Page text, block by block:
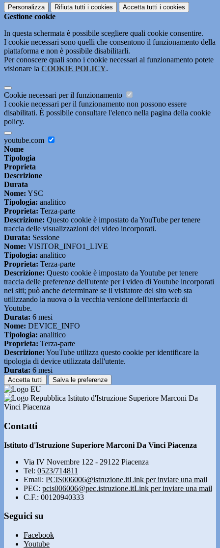
Personalizza Rifiuta tutti i cookies Accetta tutti i cookies
Gestione cookie
In questa schermata è possibile scegliere quali cookie consentire.
I cookie necessari sono quelli che consentono il funzionamento della
piattaforma e non è possibile disabilitarli.
Per conoscere quali sono i cookie necessari al funzionamento potete
visionare la COOKIE POLICY.
Cookie necessari per il funzionamento
I cookie necessari per il funzionamento non possono essere
disabilitati. È possibile consultare l'elenco nella pagina della cookie
policy.
youtube.com
Nome
Tipologia
Proprieta
Descrizione
Durata
Nome: YSC
Tipologia: analitico
Proprieta: Terza-parte
Descrizione: Questo cookie è impostato da YouTube per tenere
traccia delle visualizzazioni dei video incorporati.
Durata: Sessione
Nome: VISITOR_INFO1_LIVE
Tipologia: analitico
Proprieta: Terza-parte
Descrizione: Questo cookie è impostato da Youtube per tenere
traccia delle preferenze dell'utente per i video di Youtube incorporati
nei siti; può anche determinare se il visitatore del sito web sta
utilizzando la nuova o la vecchia versione dell'interfaccia di
Youtube.
Durata: 6 mesi
Nome: DEVICE_INFO
Tipologia: analitico
Proprieta: Terza-parte
Descrizione: YouTube utilizza questo cookie per identificare la
tipologia di device utilizzata dall'utente.
Durata: 6 mesi
Accetta tutti Salva le preferenze
Istituto d'Istruzione Superiore Marconi Da
Vinci Piacenza
Contatti
Istituto d'Istruzione Superiore Marconi Da Vinci Piacenza
Via IV Novembre 122 - 29122 Piacenza
Tel: 0523/714811
Email: PCIS006006@istruzione.itLink per inviare una mail
PEC: pcis006006@pec.istruzione.itLink per inviare una mail
C.F.: 00120940333
Seguici su
Facebook
Youtube